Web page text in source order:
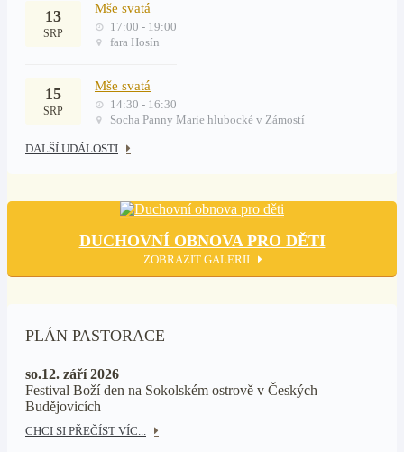
13
SRP
Mše svatá
17:00 - 19:00
fara Hosín
15
SRP
Mše svatá
14:30 - 16:30
Socha Panny Marie hlubocké v Zámostí
DALŠÍ UDÁLOSTI
DUCHOVNÍ OBNOVA PRO DĚTI
ZOBRAZIT GALERII
PLÁN PASTORACE
so.12. září 2026
Festival Boží den na Sokolském ostrově v Českých
Budějovicích
CHCI SI PŘEČÍST VÍC...